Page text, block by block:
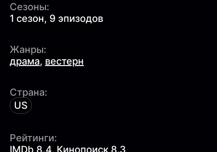
Сезоны:
1 сезон, 9 эпизодов
Жанры:
драма, вестерн
Страна:
US
Рейтинги:
IMDb 8.4, Кинопоиск 8.3